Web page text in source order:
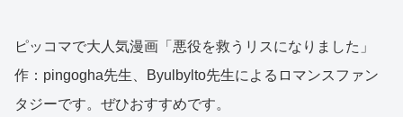
ピッコマで大人気漫画「悪役を救うリスになりました」
作：pingogha先生、Byulbylto先生によるロマンスファン
タジーです。ぜひおすすめです。